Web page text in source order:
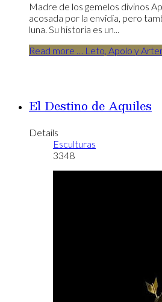
Madre de los gemelos divinos
acosada por la envidia, pero
luna. Su historia es un...
Read more … Leto, Apolo y
El Destino de Aquiles
Details
Esculturas
3348